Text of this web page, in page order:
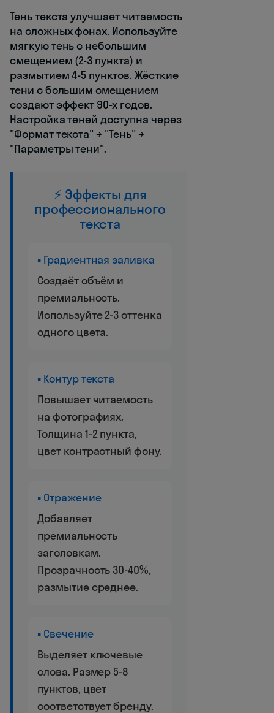
Тень текста улучшает читаемость
на сложных фонах. Используйте
мягкую тень с небольшим
смещением (2-3 пункта) и
размытием 4-5 пунктов. Жёсткие
тени с большим смещением
создают эффект 90-х годов.
Настройка теней доступна через
"Формат текста" → "Тень" →
"Параметры тени".
⚡ Эффекты для
профессионального
текста
▪ Градиентная заливка
Создаёт объём и
премиальность.
Используйте 2-3 оттенка
одного цвета.
▪ Контур текста
Повышает читаемость
на фотографиях.
Толщина 1-2 пункта,
цвет контрастный фону.
▪ Отражение
Добавляет
премиальность
заголовкам.
Прозрачность 30-40%,
размытие среднее.
▪ Свечение
Выделяет ключевые
слова. Размер 5-8
пунктов, цвет
соответствует бренду.